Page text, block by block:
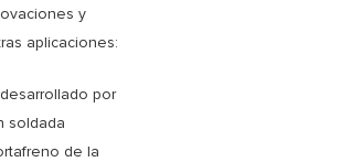
y
aplicaciones:
por
soldada
de la